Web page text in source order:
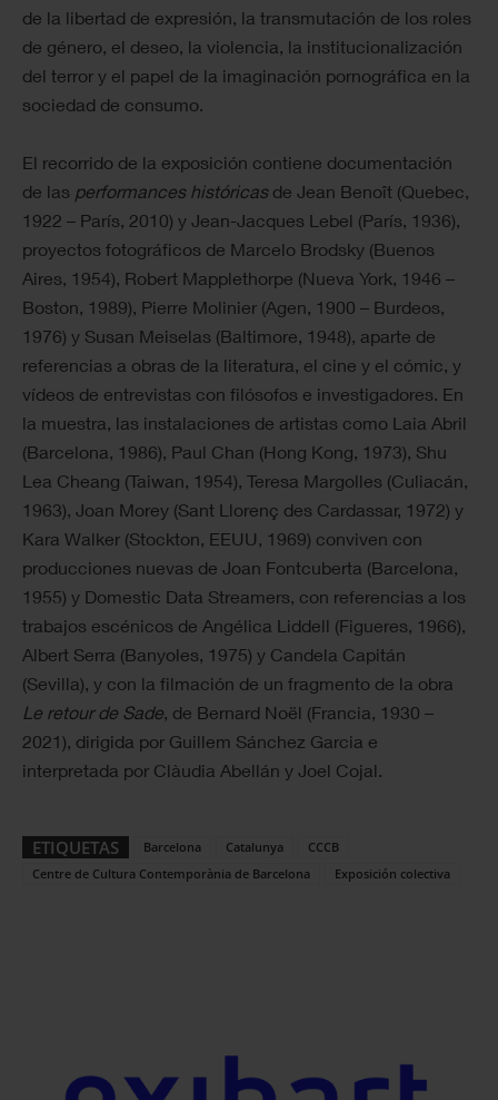
de la libertad de expresión, la transmutación de los roles
de género, el deseo, la violencia, la institucionalización
del terror y el papel de la imaginación pornográfica en la
sociedad de consumo.
El recorrido de la exposición contiene documentación
de las performances históricasde Jean Benoît (Quebec,
1922 – París, 2010) y Jean-Jac­ques Lebel (París, 1936),
proyectos fotográficos de Marcelo Brodsky (Buenos
Aires, 1954), Robert Mapplethorpe (Nueva York, 1946 –
Boston, 1989), Pierre Molinier (Agen, 1900 – Burdeos,
1976) y Susan Meiselas (Baltimore, 1948), aparte de
referencias a obras de la literatura, el cine y el cómic, y
vídeos de entrevistas con filósofos e investigadores. En
la muestra, las instalaciones de artistas como Laia Abril
(Barcelona, 1986), Paul Chan (Hong Kong, 1973), Shu
Lea Cheang (Taiwan, 1954), Teresa Margolles (Culiacán,
1963), Joan Morey (Sant Llorenç des Cardassar, 1972) y
Kara Walker (Stockton, EEUU, 1969)​ conviven con
producciones nuevas de Joan Fontcuberta (Barcelona,
1955) y Domestic Data Streamers, con referencias a los
trabajos escénicos de Angélica Liddell (Figueres, 1966),
Albert Serra (Banyoles, 1975) y Candela Capitán
(Sevilla), y con la filmación de un fragmento de la obra
Le retour de Sade, de Bernard Noël (Francia, 1930 –
2021), dirigida por Guillem Sánchez Garcia e
interpretada por Clàudia Abellán y Joel Cojal.
ETIQUETAS Barcelona Catalunya
CCCB
Centre de Cultura Contemporània de Barcelona
Exposición colectiva